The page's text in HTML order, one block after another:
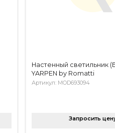
Настенный светильник
YARPEN by Romatti
Артикул: MOD693094
Запросить